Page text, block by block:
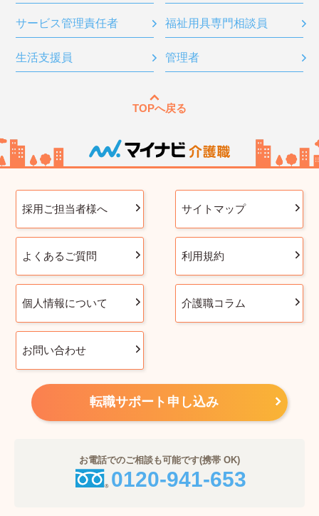
サービス管理責任者 福祉用具専門相談員
生活支援員 管理者
TOPへ戻る
採用ご担当者様へ サイトマップ
よくあるご質問 利用規約
個人情報について 介護職コラム
お問い合わせ
転職サポート申し込み
お電話でのご相談も可能です(携帯 OK)
0120-941-653